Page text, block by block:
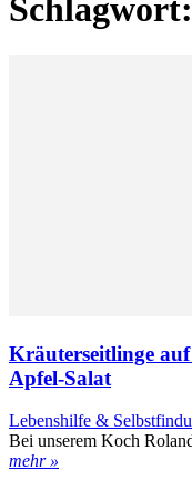
Kräuterseitlinge
Apfel-Salat
Lebenshilfe &
Bei unserem Koch
mehr »